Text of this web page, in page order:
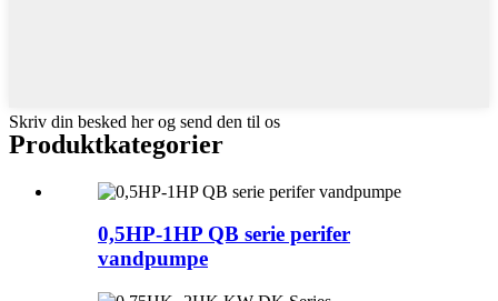
Skriv din besked her og send den til os
Produktkategorier
0,5HP-1HP QB serie perifer
vandpumpe